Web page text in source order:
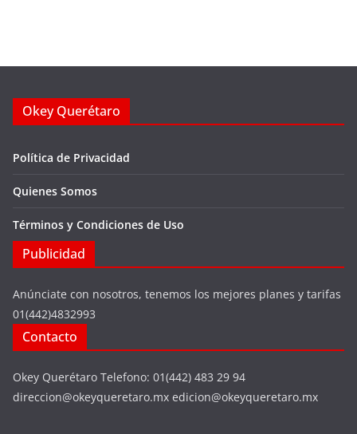
Okey Querétaro
Política de Privacidad
Quienes Somos
Términos y Condiciones de Uso
Publicidad
Anúnciate con nosotros, tenemos los mejores planes y tarifas
01(442)4832993
Contacto
Okey Querétaro Telefono: 01(442) 483 29 94
direccion@okeyqueretaro.mx edicion@okeyqueretaro.mx